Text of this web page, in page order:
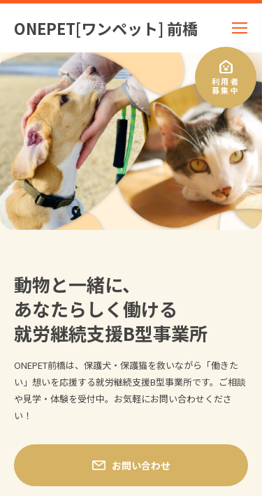
ONEPET[ワンペット] 前橋
動物と一緒に、
あなたらしく働ける
就労継続支援B型事業所
ONEPET前橋は、保護犬・保護猫を救いながら「働きた
い」想いを応援する就労継続支援B型事業所です。ご相談
や見学・体験を受付中。お気軽にお問い合わせくださ
い！
お問い合わせ
利用者
募集中